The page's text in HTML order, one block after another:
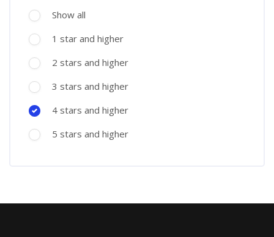
Show all
1 star and higher
2 stars and higher
3 stars and higher
4 stars and higher
5 stars and higher